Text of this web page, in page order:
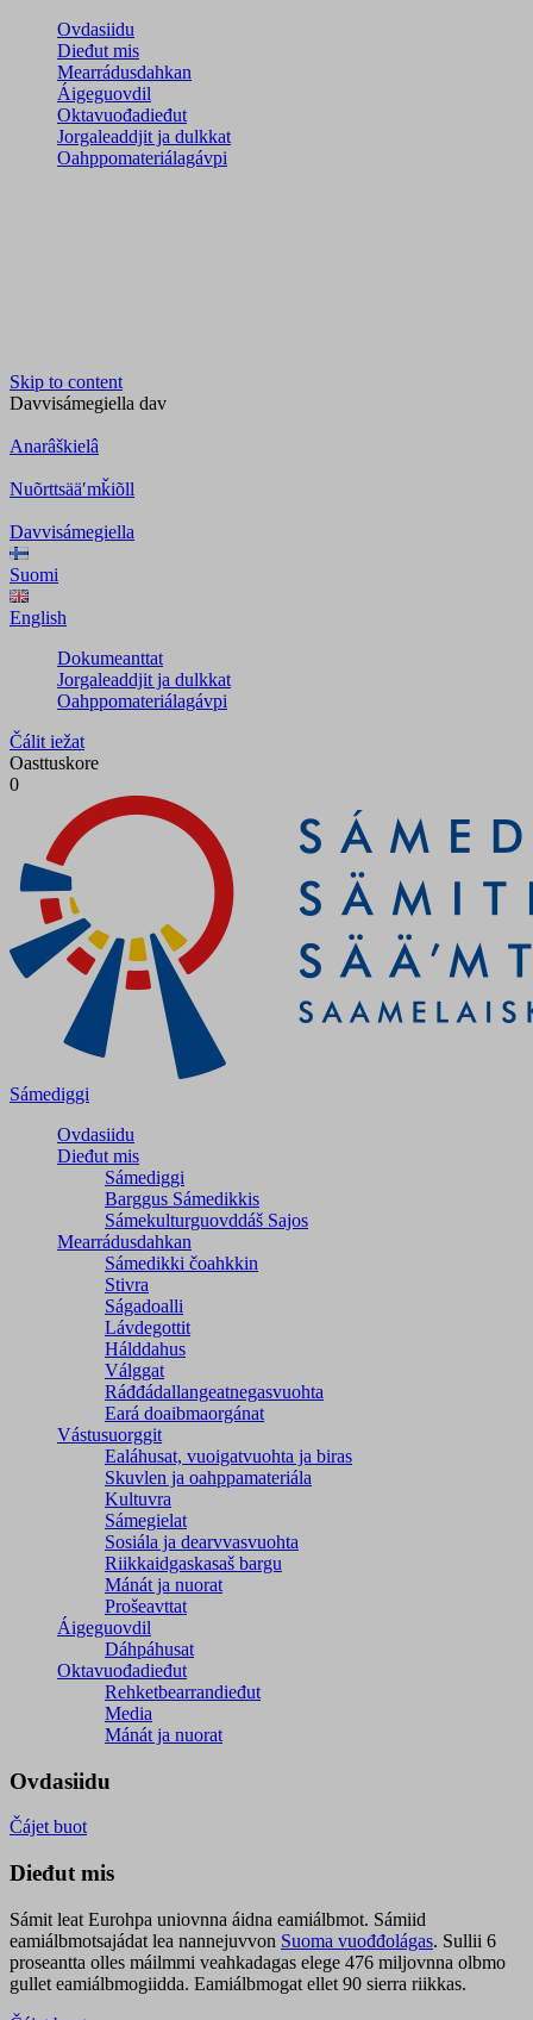
Ovdasiidu
Dieđut mis
Mearrádusdahkan
Áigeguovdil
Oktavuođadieđut
Jorgaleaddjit ja dulkkat
Oahppomateriálagávpi
Skip to content
Davvisámegiella dav
Anarâškielâ
Nuõrttsääʹmǩiõll
Davvisámegiella
Suomi
English
Dokumeanttat
Jorgaleaddjit ja dulkkat
Oahppomateriálagávpi
Čálit iežat
Oasttuskore
0
Sámediggi
Ovdasiidu
Dieđut mis
Sámediggi
Barggus Sámedikkis
Sámekulturguovddáš Sajos
Mearrádusdahkan
Sámedikki čoahkkin
Stivra
Ságadoalli
Lávdegottit
Hálddahus
Válggat
Ráđđádallangeatnegas­vuohta
Eará doaibmaorgánat
Vástusuorggit
Ealáhusat, vuoigatvuohta ja biras
Skuvlen ja oahppamateriála
Kultuvra
Sámegielat
Sosiála ja dearvvasvuohta
Riikkaidgaskasaš bargu
Mánát ja nuorat
Prošeavttat
Áigeguovdil
Dáhpáhusat
Oktavuođadieđut
Rehketbearrandieđut
Media
Mánát ja nuorat
Ovdasiidu
Čájet buot
Dieđut mis
Sámit leat Eurohpa uniovnna áidna eamiálbmot. Sámiid
eamiálbmotsajádat lea nannejuvvon Suoma vuođđolágas. Sullii 6
proseantta olles máilmmi veahkadagas elege 476 miljovnna olbmo
gullet eamiálbmogiidda. Eamiálbmogat ellet 90 sierra riikkas.